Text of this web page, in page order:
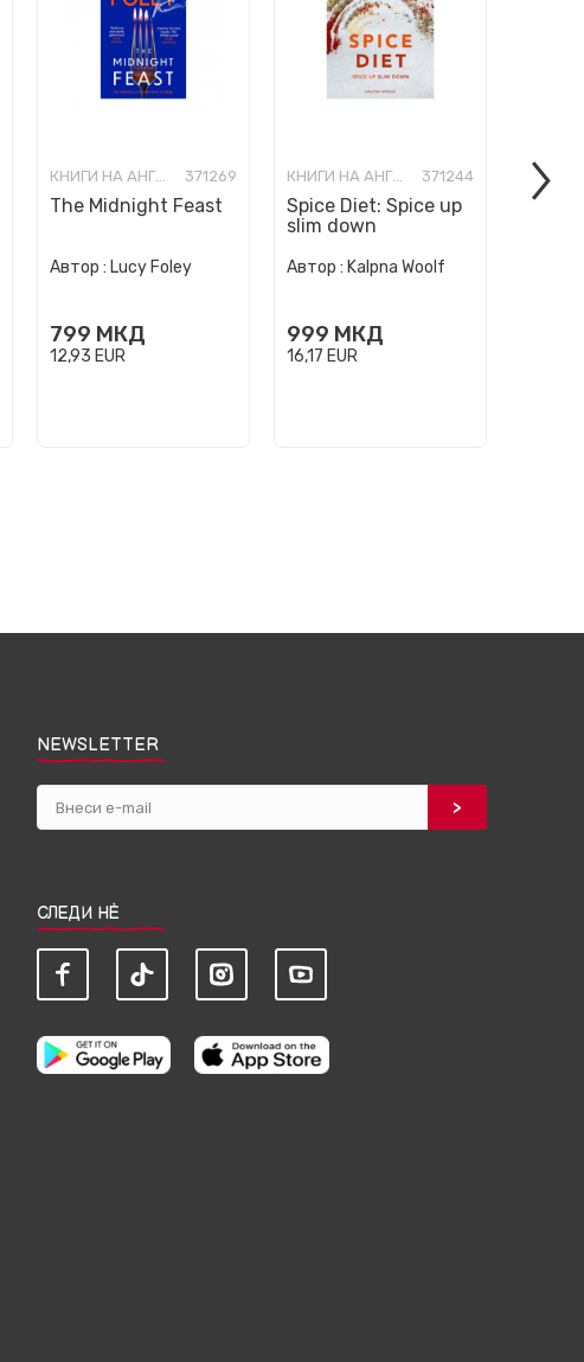
КНИГИ НА АНГЛИСКИ ЈАЗИК 371269
The Midnight Feast
Автор : Lucy Foley
799 МКД
12,93 EUR
КНИГИ НА АНГЛИСКИ ЈАЗИК 371244
Spice Diet: Spice up
slim down
Автор : Kalpna Woolf
999 МКД
16,17 EUR
How
NEWSLETTER
СЛЕДИ НЀ